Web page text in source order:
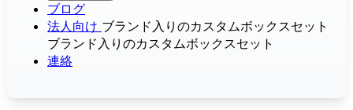
ブログ
法人向け ブランド入りのカスタムボックスセット
ブランド入りのカスタムボックスセット
連絡